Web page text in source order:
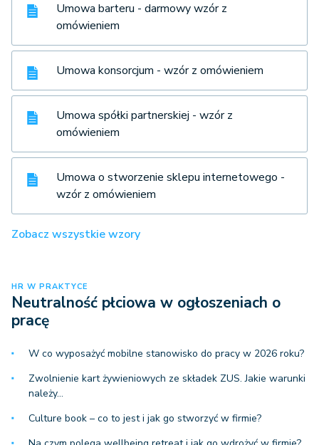
Umowa barteru - darmowy wzór z
omówieniem
Umowa konsorcjum - wzór z omówieniem
Umowa spółki partnerskiej - wzór z
omówieniem
Umowa o stworzenie sklepu internetowego -
wzór z omówieniem
Zobacz wszystkie wzory
HR W PRAKTYCE
Neutralność płciowa w ogłoszeniach o
pracę
W co wyposażyć mobilne stanowisko do pracy w 2026 roku?
Zwolnienie kart żywieniowych ze składek ZUS. Jakie warunki
należy…
Culture book – co to jest i jak go stworzyć w firmie?